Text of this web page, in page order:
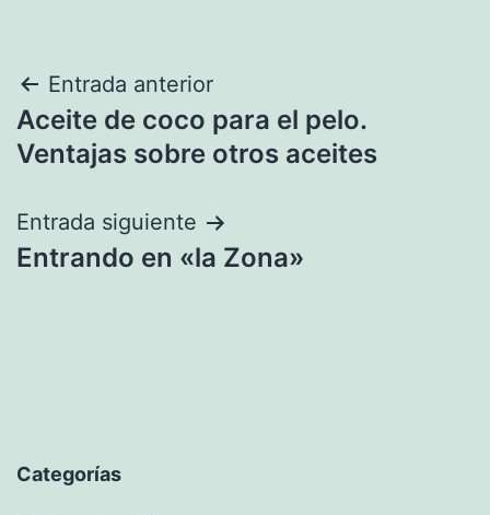
Navegación
de
Entrada anterior
Aceite de coco para el pelo.
Ventajas sobre otros aceites
Entrada siguiente
Entrando en «la Zona»
Categorías